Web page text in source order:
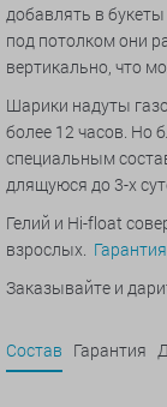
добавлять в
под потолком они
вертикально, что
Шарики надуты
более 12 часов. Но
специальным
длящуюся до 3-х
Гелий и Hi-float
взрослых.
Заказывайте и
Состав Гарантия